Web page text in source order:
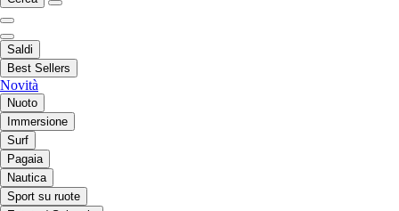
Saldi
Best Sellers
Novità
Nuoto
Immersione
Surf
Pagaia
Nautica
Sport su ruote